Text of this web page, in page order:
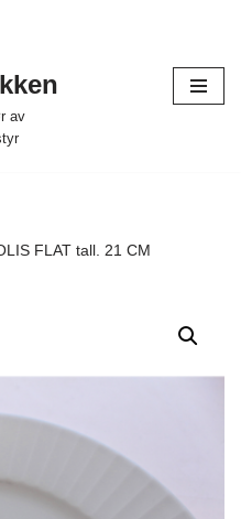
av
FLAT tall. 21 CM